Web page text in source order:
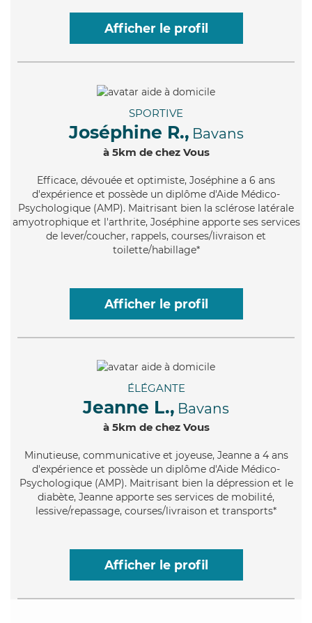
Afficher le profil
SPORTIVE
Joséphine R., Bavans
à 5km de chez Vous
Efficace, dévouée et optimiste, Joséphine a 6 ans
d'expérience et possède un diplôme d'Aide Médico-
Psychologique (AMP). Maitrisant bien la sclérose latérale
amyotrophique et l'arthrite, Joséphine apporte ses services
de lever/coucher, rappels, courses/livraison et
toilette/habillage*
Afficher le profil
ÉLÉGANTE
Jeanne L., Bavans
à 5km de chez Vous
Minutieuse, communicative et joyeuse, Jeanne a 4 ans
d'expérience et possède un diplôme d'Aide Médico-
Psychologique (AMP). Maitrisant bien la dépression et le
diabète, Jeanne apporte ses services de mobilité,
lessive/repassage, courses/livraison et transports*
Afficher le profil